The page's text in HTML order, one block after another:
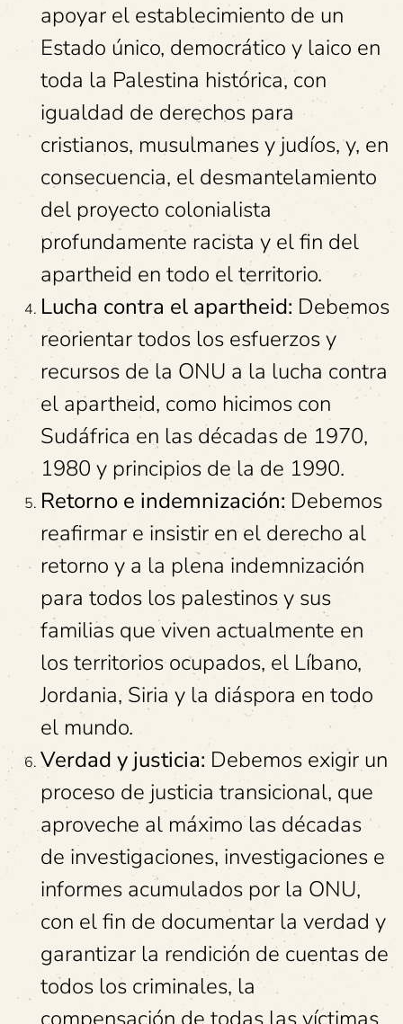
apoyar el establecimiento de un
Estado único, democrático y laico en
toda la Palestina histórica, con
igualdad de derechos para
cristianos, musulmanes y judíos, y, en
consecuencia, el desmantelamiento
del proyecto colonialista
profundamente racista y el fin del
apartheid en todo el territorio.
Lucha contra el apartheid: Debemos
reorientar todos los esfuerzos y
recursos de la ONU a la lucha contra
el apartheid, como hicimos con
Sudáfrica en las décadas de 1970,
1980 y principios de la de 1990.
Retorno e indemnización: Debemos
reafirmar e insistir en el derecho al
retorno y a la plena indemnización
para todos los palestinos y sus
familias que viven actualmente en
los territorios ocupados, el Líbano,
Jordania, Siria y la diáspora en todo
el mundo.
Verdad y justicia: Debemos exigir un
proceso de justicia transicional, que
aproveche al máximo las décadas
de investigaciones, investigaciones e
informes acumulados por la ONU,
con el fin de documentar la verdad y
garantizar la rendición de cuentas de
todos los criminales, la